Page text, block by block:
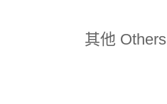
其他 Others